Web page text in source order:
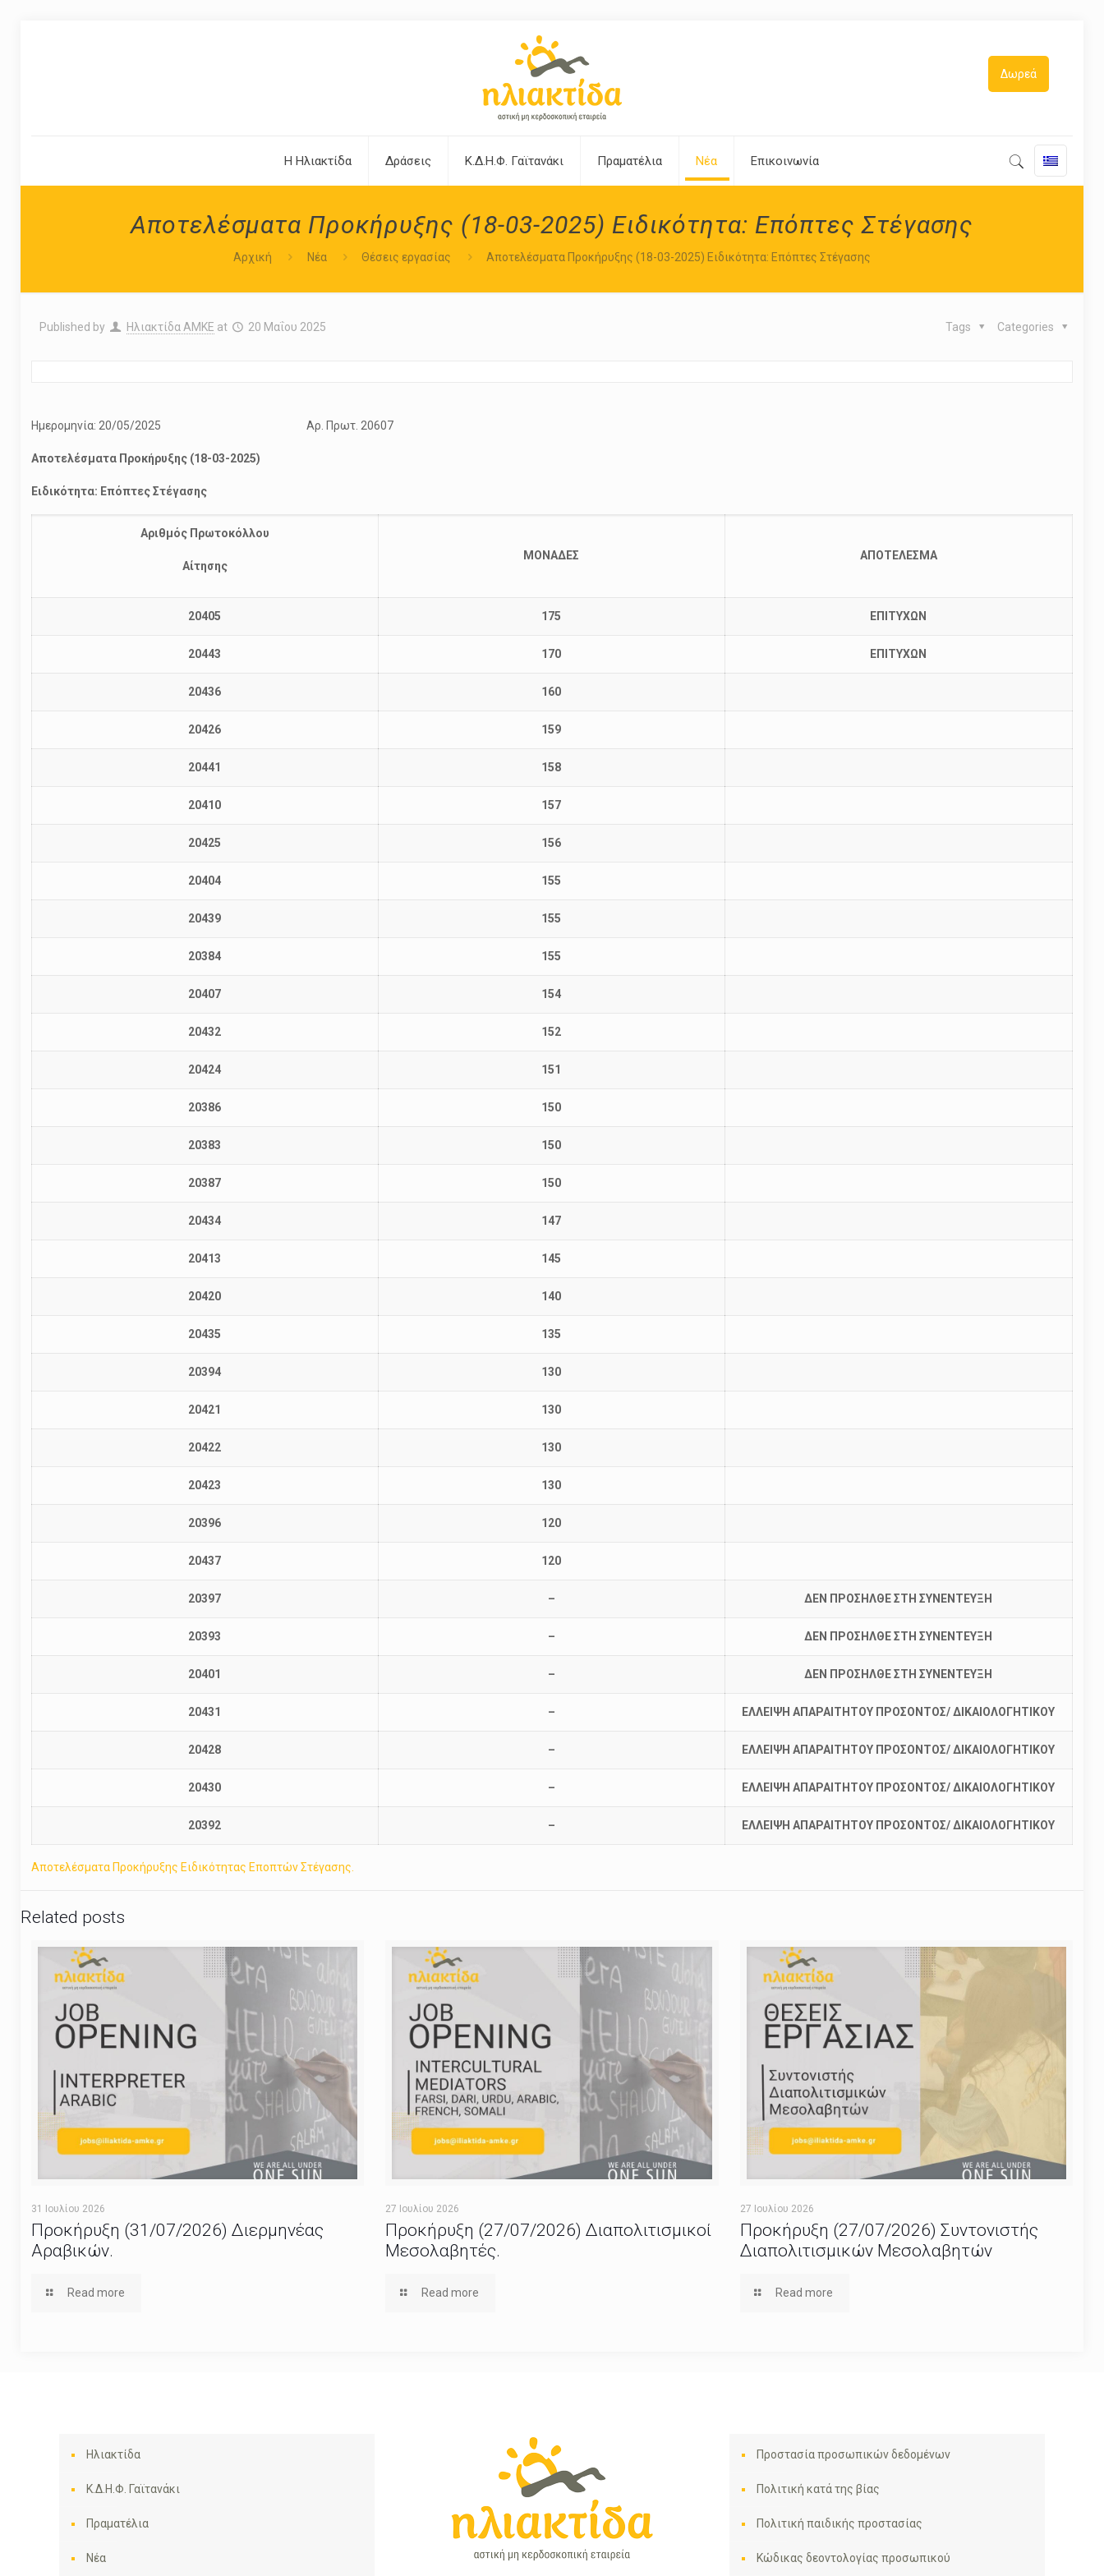
Η Ηλιακτίδα Δράσεις Κ.Δ.Η.Φ. Γαϊτανάκι Πραματέλια Νέα Επικοινωνία
Δωρεά
Αποτελέσματα Προκήρυξης (18-03-2025) Ειδικότητα: Επόπτες Στέγασης
Αρχική Νέα Θέσεις εργασίας Αποτελέσματα Προκήρυξης (18-03-2025) Ειδικότητα: Επόπτες Στέγασης
Published by Ηλιακτίδα ΑΜΚΕ at 20 Μαΐου 2025 Categories
Tags
Ημερομηνία: 20/05/2025 Αρ. Πρωτ. 20607
Αποτελέσματα Προκήρυξης (18-03-2025)
Ειδικότητα: Επόπτες Στέγασης
Αριθμός Πρωτοκόλλου
Αίτησης
ΜΟΝΑΔΕΣ ΑΠΟΤΕΛΕΣΜΑ
20405 175 ΕΠΙΤΥΧΩΝ
20443 170 ΕΠΙΤΥΧΩΝ
20436 160
20426 159
20441 158
20410 157
20425 156
20404 155
20439 155
20384 155
20407 154
20432 152
20424 151
20386 150
20383 150
20387 150
20434 147
20413 145
20420 140
20435 135
20394 130
20421 130
20422 130
20423 130
20396 120
20437 120
20397 – ΔΕΝ ΠΡΟΣΗΛΘΕ ΣΤΗ ΣΥΝΕΝΤΕΥΞΗ
20393 – ΔΕΝ ΠΡΟΣΗΛΘΕ ΣΤΗ ΣΥΝΕΝΤΕΥΞΗ
20401 – ΔΕΝ ΠΡΟΣΗΛΘΕ ΣΤΗ ΣΥΝΕΝΤΕΥΞΗ
20431 – ΕΛΛΕΙΨΗ ΑΠΑΡΑΙΤΗΤΟΥ ΠΡΟΣΟΝΤΟΣ/ ΔΙΚΑΙΟΛΟΓΗΤΙΚΟΥ
20428 – ΕΛΛΕΙΨΗ ΑΠΑΡΑΙΤΗΤΟΥ ΠΡΟΣΟΝΤΟΣ/ ΔΙΚΑΙΟΛΟΓΗΤΙΚΟΥ
20430 – ΕΛΛΕΙΨΗ ΑΠΑΡΑΙΤΗΤΟΥ ΠΡΟΣΟΝΤΟΣ/ ΔΙΚΑΙΟΛΟΓΗΤΙΚΟΥ
20392 – ΕΛΛΕΙΨΗ ΑΠΑΡΑΙΤΗΤΟΥ ΠΡΟΣΟΝΤΟΣ/ ΔΙΚΑΙΟΛΟΓΗΤΙΚΟΥ
Αποτελέσματα Προκήρυξης Ειδικότητας Εποπτών Στέγασης.
Related posts
31 Ιουλίου 2026
Προκήρυξη (31/07/2026) Διερμηνέας
Αραβικών.
Read more
27 Ιουλίου 2026
Προκήρυξη (27/07/2026) Διαπολιτισμικοί
Μεσολαβητές.
Read more
27 Ιουλίου 2026
Προκήρυξη (27/07/2026) Συντονιστής
Διαπολιτισμικών Μεσολαβητών
Read more
Ηλιακτίδα
Κ.Δ.Η.Φ. Γαϊτανάκι
Πραματέλια
Νέα
Προστασία προσωπικών δεδομένων
Πολιτική κατά της βίας
Πολιτική παιδικής προστασίας
Κώδικας δεοντολογίας προσωπικού